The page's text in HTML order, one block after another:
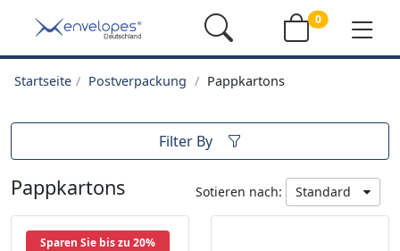
0
Startseite Postverpackung Pappkartons
Filter By
Pappkartons Sotieren nach: Standard
Sparen Sie bis zu 20%